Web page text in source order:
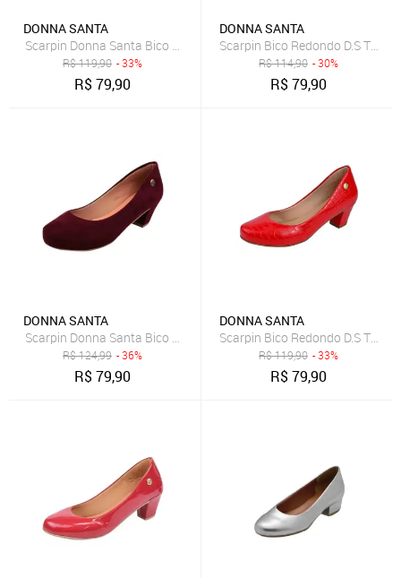
DONNA SANTA
Scarpin Donna Santa Bico Redondo Preto
R$119,90 - 33%
R$79,90
DONNA SANTA
Scarpin Bico Redondo D.S
R$114,90 - 30%
R$79,90
DONNA SANTA
Scarpin Donna Santa Bico Redondo Bordô
R$124,99 - 36%
R$79,90
DONNA SANTA
Scarpin Bico Redondo D.S
R$119,90 - 33%
R$79,90